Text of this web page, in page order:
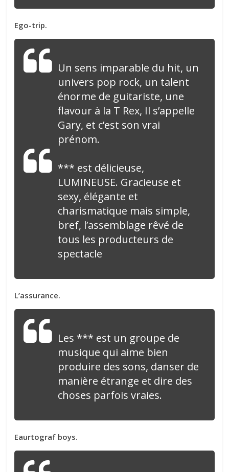
Ego-trip.
Un sens imparable du hit, un
univers pop rock, un talent
énorme de guitariste, une
flavour à la T Rex, Il s’appelle
Gary, et c’est son vrai
prénom.
*** est délicieuse,
LUMINEUSE. Gracieuse et
sexy, élégante et
charismatique mais simple,
bref, l’assemblage rêvé de
tous les producteurs de
spectacle
L’assurance.
Les *** est un groupe de
musique qui aime bien
produire des sons, danser de
manière étrange et dire des
choses parfois vraies.
Eaurtograf boys.